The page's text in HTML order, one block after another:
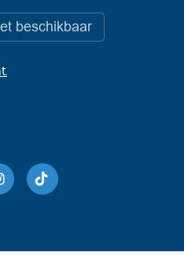
beschikbaar
Instagram